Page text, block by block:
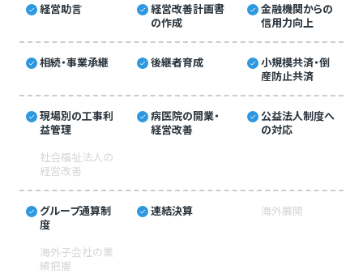
経営助言
経営改善計画書
の作成
金融機関からの
信用力向上
相続・事業承継 後継者育成
小規模共済・倒
産防止共済
現場別の工事利
益管理
病医院の開業・
経営改善
公益法人制度へ
の対応
社会福祉法人の
経営改善
グループ通算制
度
連結決算 海外展開
海外子会社の業
績把握